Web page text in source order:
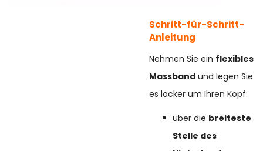
Schritt-für-Schritt-
Anleitung
Nehmen Sie ein flexibles
Massband und legen Sie
es locker um Ihren Kopf:
über die breiteste
Stelle des